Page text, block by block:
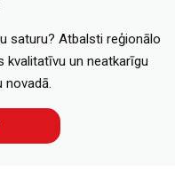
saturu? Atbalsti reģionālo
kvalitatīvu un neatkarīgu
novadā.